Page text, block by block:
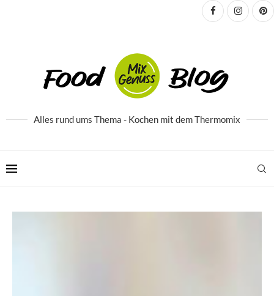
Alles rund ums Thema - Kochen mit dem Thermomix